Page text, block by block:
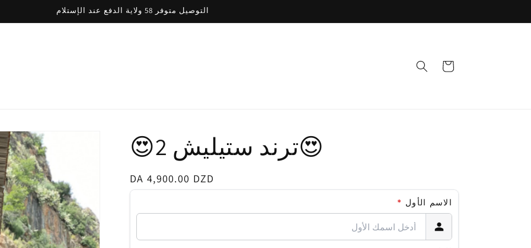
التوصيل متوفر 58 ولاية الدفع عند الإستلام
Cart
😍2 ترند ستيليش😍
Regular
price
DA 4,900.00 DZD
الاسم الأول *